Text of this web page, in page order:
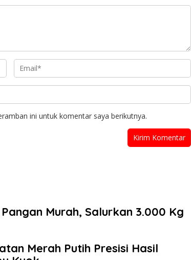
ini untuk komentar saya berikutnya.
Murah, Salurkan 3.000 Kg
Merah Putih Presisi Hasil